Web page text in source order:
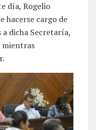
día, Rogelio
hacerse cargo de
dicha Secretaría,
mientras